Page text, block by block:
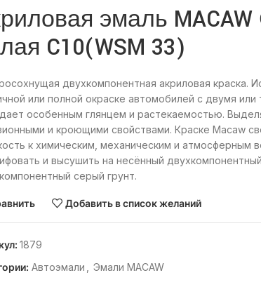
эмаль
C10(WSM 33)
двухкомпонентная акриловая краска.
или полной окраске автомобилей с двумя
особенным глянцем и растекаемостью.
и кроющими свойствами. Краске Macaw
к химическим, механическим и атмосферным
и высушить на несённый
серый грунт.
Добавить в список желаний
1879
Автоэмали Эмали MACAW